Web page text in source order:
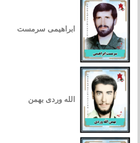
ابراهیمی سرمست
الله وردی بهمن